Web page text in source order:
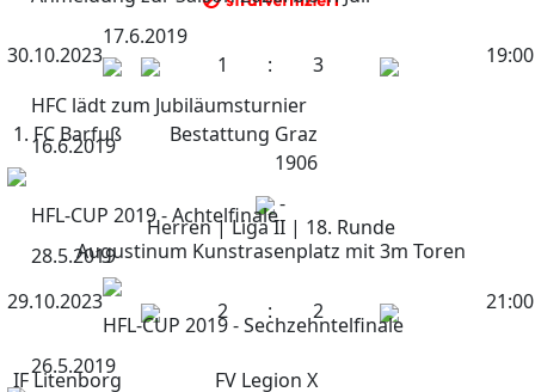
30.10.2023 19:00
1 : 3
1. FC Barfuß
Bestattung Graz
1906
-
Herren | Liga II | 18. Runde
Augustinum Kunstrasenplatz mit 3m Toren
29.10.2023
21:00
2 : 2
IF Litenborg
FV Legion X
17.6.2019
HFC lädt zum Jubiläumsturnier
16.6.2019
HFL-CUP 2019 - Achtelfinale
28.5.2019
HFL-CUP 2019 - Sechzehntelfinale
26.5.2019